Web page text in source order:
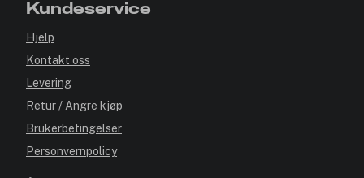
Kundeservice
Hjelp
Kontakt oss
Levering
Retur / Angre kjøp
Brukerbetingelser
Personvernpolicy